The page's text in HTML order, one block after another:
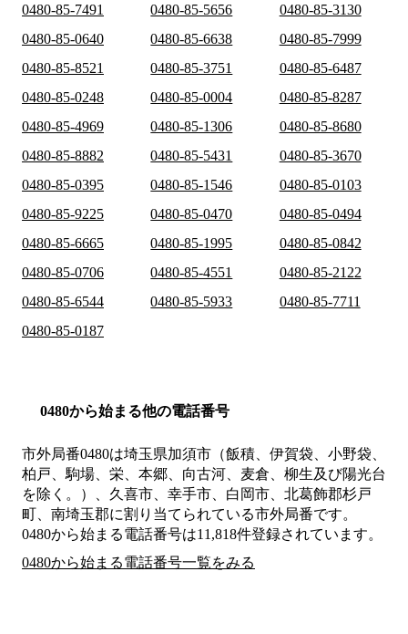
0480-85-7491
0480-85-5656
0480-85-3130
0480-85-0640
0480-85-6638
0480-85-7999
0480-85-8521
0480-85-3751
0480-85-6487
0480-85-0248
0480-85-0004
0480-85-8287
0480-85-4969
0480-85-1306
0480-85-8680
0480-85-8882
0480-85-5431
0480-85-3670
0480-85-0395
0480-85-1546
0480-85-0103
0480-85-9225
0480-85-0470
0480-85-0494
0480-85-6665
0480-85-1995
0480-85-0842
0480-85-0706
0480-85-4551
0480-85-2122
0480-85-6544
0480-85-5933
0480-85-7711
0480-85-0187
0480から始まる他の電話番号
市外局番0480は埼玉県加須市（飯積、伊賀袋、小野袋、
柏戸、駒場、栄、本郷、向古河、麦倉、柳生及び陽光台
を除く。）、久喜市、幸手市、白岡市、北葛飾郡杉戸
町、南埼玉郡に割り当てられている市外局番です。
0480から始まる電話番号は11,818件登録されています。
0480から始まる電話番号一覧をみる